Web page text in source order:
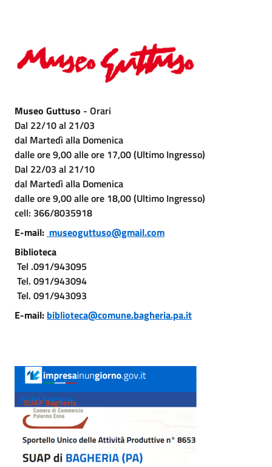
Museo Guttuso - Orari
Dal 22/10 al 21/03
dal Martedì alla Domenica
dalle ore 9,00 alle ore 17,00 (Ultimo Ingresso)
Dal 22/03 al 21/10
dal Martedì alla Domenica
dalle ore 9,00 alle ore 18,00 (Ultimo Ingresso)
cell: 366/8035918
E-mail: museoguttuso@gmail.com
Biblioteca
Tel .091/943095
Tel. 091/943094
Tel. 091/943093
E-mail: biblioteca@comune.bagheria.pa.it